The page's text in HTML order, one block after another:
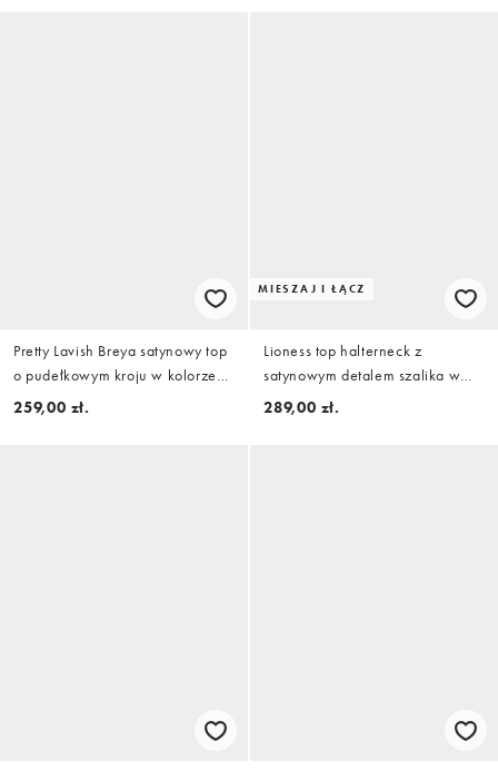
Pretty Lavish Breya satynowy top
o pudełkowym kroju w kolorze
oyster
259,00 zł.
MIESZAJ I ŁĄCZ
Lioness top halterneck z
satynowym detalem szalika w
kremowym kolorze, część
289,00 zł.